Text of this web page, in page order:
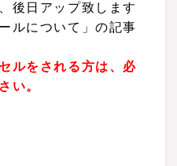
後日アップ致します
ルについて」の記事
ルをされる方は、必
い。